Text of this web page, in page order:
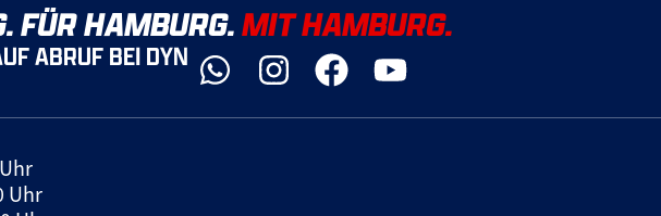
FÜR HAMBURG.MIT HAMBURG.
ABRUF BEI DYN
Uhr